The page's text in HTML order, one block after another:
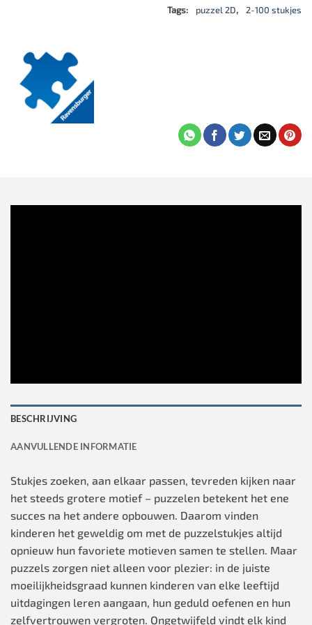
Tags: puzzel 2D, 2-100 stukjes
BESCHRIJVING
AANVULLENDE INFORMATIE
Stukjes zoeken, aan elkaar passen, tevreden kijken naar
het steeds grotere motief – puzzelen betekent het ene
succes na het andere opbouwen. Daarom vinden
kinderen het geweldig om met de puzzelstukjes altijd
opnieuw hun favoriete motieven samen te stellen. Maar
puzzels zorgen niet alleen voor plezier: in de juiste
moeilijkheidsgraad kunnen kinderen van elke leeftijd
uitdagingen leren aangaan, hun geduld oefenen en hun
zelfvertrouwen vergroten. Ongetwijfeld vindt elk kind